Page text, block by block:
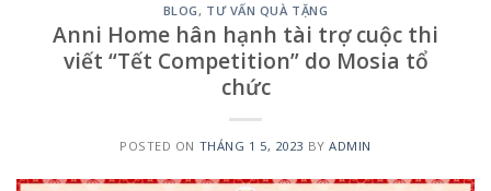
BLOG , TƯ VẤN QUÀ TẶNG
Anni Home hân hạnh tài trợ cuộc thi
viết “Tết Competition” do Mosia tổ
chức
POSTED ON THÁNG 1 5, 2023 BYADMIN